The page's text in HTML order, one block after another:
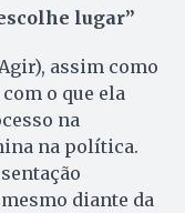
lugar”
assim como
o que ela
na
na política.
diante da